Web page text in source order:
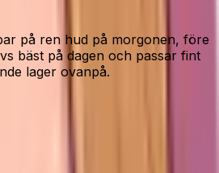
på ren hud på morgonen, före
bäst på dagen och passar fint
lager ovanpå.